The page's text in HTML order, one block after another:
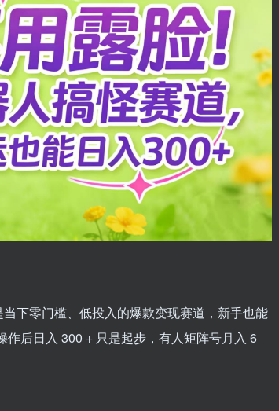
下零门槛、低投入的爆款变现赛道，新手也能
后日入 300 + 只是起步，有人矩阵号月入 6